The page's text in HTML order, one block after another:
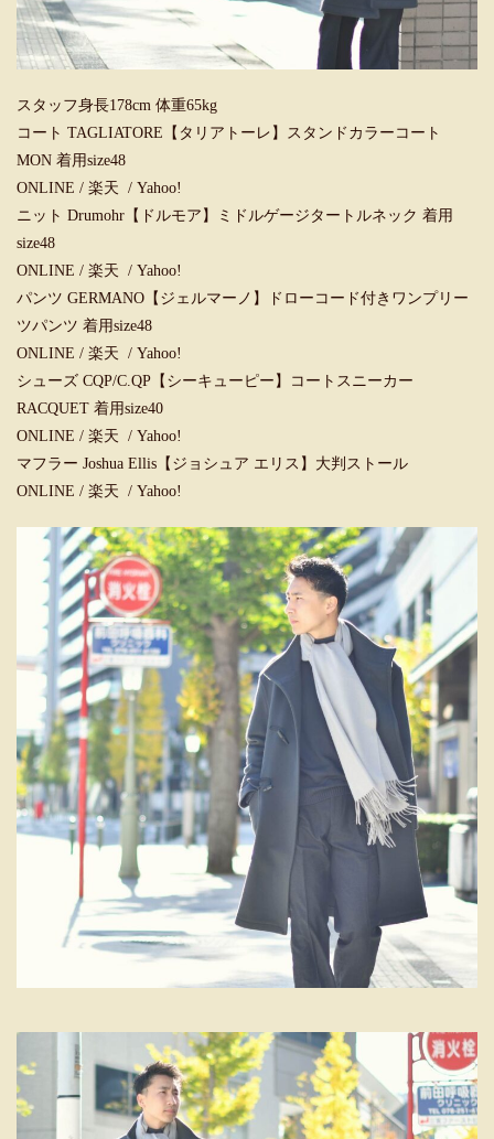
スタッフ身長178cm 体重65kg
コート TAGLIATORE【タリアトーレ】スタンドカラーコート
MON 着用size48
ONLINE / 楽天 / Yahoo!
ニット Drumohr【ドルモア】ミドルゲージタートルネック 着用
size48
ONLINE / 楽天 / Yahoo!
パンツ GERMANO【ジェルマーノ】ドローコード付きワンプリー
ツパンツ 着用size48
ONLINE / 楽天 / Yahoo!
シューズ CQP/C.QP【シーキューピー】コートスニーカー
RACQUET 着用size40
ONLINE / 楽天 / Yahoo!
マフラー Joshua Ellis【ジョシュア エリス】大判ストール
ONLINE / 楽天 / Yahoo!